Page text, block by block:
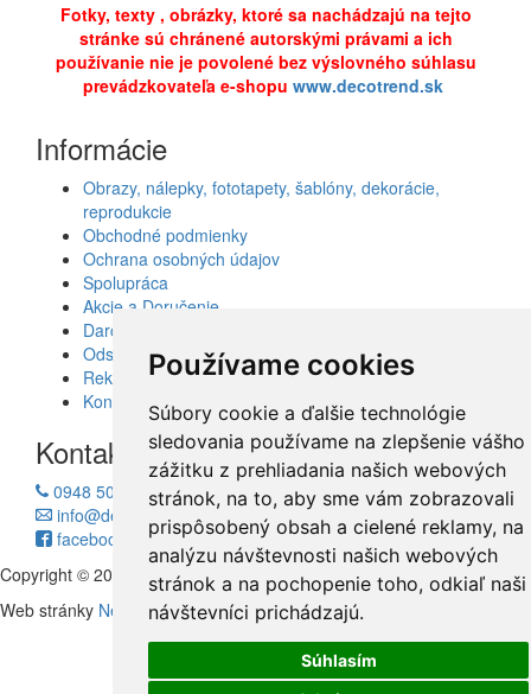
Používame cookies
Súbory cookie a ďalšie technológie
sledovania používame na zlepšenie vášho
zážitku z prehliadania našich webových
stránok, na to, aby sme vám zobrazovali
prispôsobený obsah a cielené reklamy, na
analýzu návštevnosti našich webových
stránok a na pochopenie toho, odkiaľ naši
návštevníci prichádzajú.
Súhlasím
Fotky, texty , obrázky, ktoré sa nachádzajú na tejto
stránke sú chránené autorskými právami a ich
používanie nie je povolené bez výslovného súhlasu
prevádzkovateľa e-shopu www.decotrend.sk
Informácie
Obrazy, nálepky, fototapety, šablóny, dekorácie,
reprodukcie
Obchodné podmienky
Ochrana osobných údajov
Spolupráca
Akcie a Doručenie
Darčekové poukážky
Odstúpenie od zmluvy - vrátenie tovaru
Reklamácia tovaru
Kontakt
Kontakt
0948 504 403
info@decotrend.sk
facebook
Copyright © 2010 - 2026
Decotrend
Web stránky Neonus s.r.o.HostingFirmhosting.eu